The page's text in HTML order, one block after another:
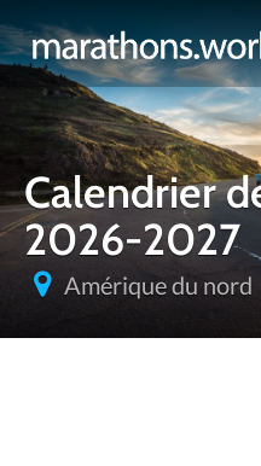
Calendrier
2026-2027
Amérique du nord